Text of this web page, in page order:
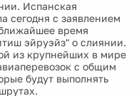
Испанская
сегодня с заявлением
время
эйруэйз" о слиянии.
из крупнейших в мире
с общим
будут выполнять